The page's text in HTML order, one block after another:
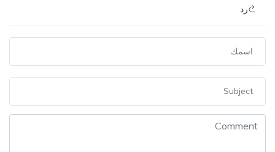
رد